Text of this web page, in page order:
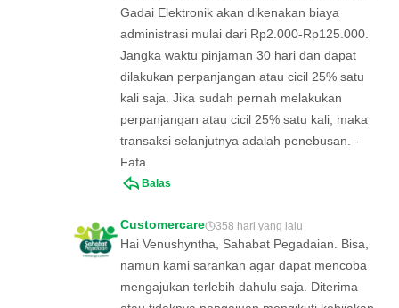
Gadai Elektronik akan dikenakan biaya
administrasi mulai dari Rp2.000-Rp125.000.
Jangka waktu pinjaman 30 hari dan dapat
dilakukan perpanjangan atau cicil 25% satu
kali saja. Jika sudah pernah melakukan
perpanjangan atau cicil 25% satu kali, maka
transaksi selanjutnya adalah penebusan. -
Fafa
Balas
Customercare 358 hari yang lalu
Hai Venushyntha, Sahabat Pegadaian. Bisa,
namun kami sarankan agar dapat mencoba
mengajukan terlebih dahulu saja. Diterima